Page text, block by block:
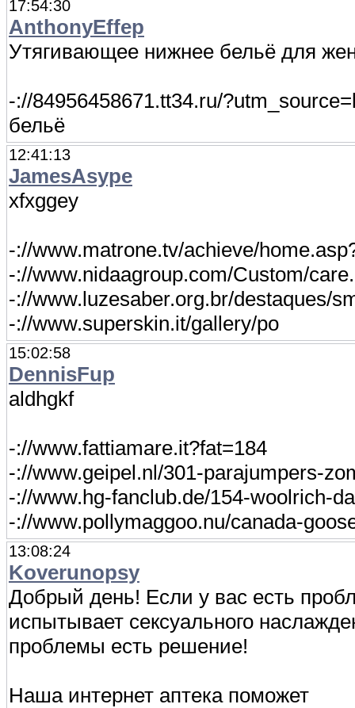
17:54:30
AnthonyEffep
Утягивающее нижнее бельё для
-://84956458671.tt34.ru/
бельё
12:41:13
JamesAsype
xfxggey
-://www.matrone.tv/achieve/
-://www.nidaagroup.com/Custom/
-://www.luzesaber.org.br/destaques/
-://www.superskin.it/gallery/po
15:02:58
DennisFup
aldhgkf
-://www.fattiamare.it?fat=184
-://www.geipel.nl/301-parajumpers-
-://www.hg-fanclub.de/154-woolrich-
-://www.pollymaggoo.nu/canada-
13:08:24
Koverunopsy
Добрый день! Если у вас есть
испытывает сексуального
проблемы есть решение!
Наша интернет аптека поможет